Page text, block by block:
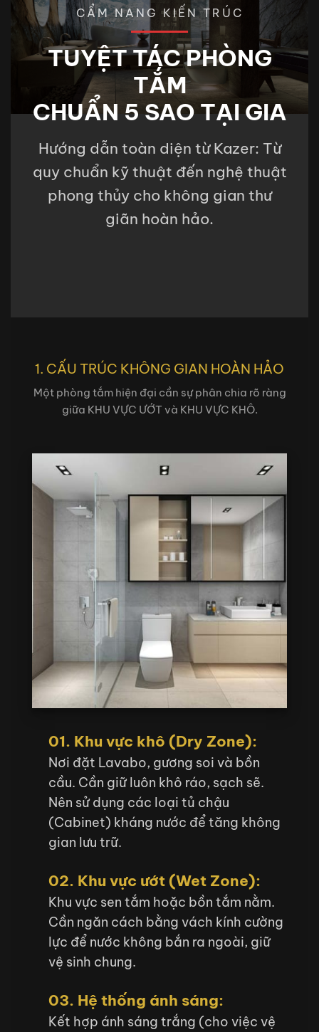
CẨM NANG KIẾN TRÚC
TUYỆT TÁC PHÒNG
TẮM
CHUẨN 5 SAO TẠI GIA
Hướng dẫn toàn diện từ Kazer: Từ
quy chuẩn kỹ thuật đến nghệ thuật
phong thủy cho không gian thư
giãn hoàn hảo.
1. CẤU TRÚC KHÔNG GIAN HOÀN HẢO
Một phòng tắm hiện đại cần sự phân chia rõ ràng
giữa KHU VỰC ƯỚT và KHU VỰC KHÔ.
01. Khu vực khô (Dry Zone):
Nơi đặt Lavabo, gương soi và bồn
cầu. Cần giữ luôn khô ráo, sạch sẽ.
Nên sử dụng các loại tủ chậu
(Cabinet) kháng nước để tăng không
gian lưu trữ.
02. Khu vực ướt (Wet Zone):
Khu vực sen tắm hoặc bồn tắm nằm.
Cần ngăn cách bằng vách kính cường
lực để nước không bắn ra ngoài, giữ
vệ sinh chung.
03. Hệ thống ánh sáng:
Kết hợp ánh sáng trắng (cho việc vệ